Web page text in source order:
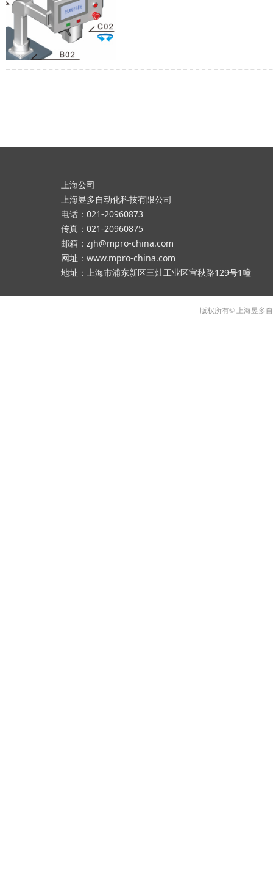
上海公司
上海昱多自动化科技有限公司
电话：021-20960873
传真：021-20960875
邮箱：zjh@mpro-china.com
网址：www.mpro-china.com
地址：上海市浦东新区三灶工业区宣秋路129号1幢
版权所有© 上海昱多